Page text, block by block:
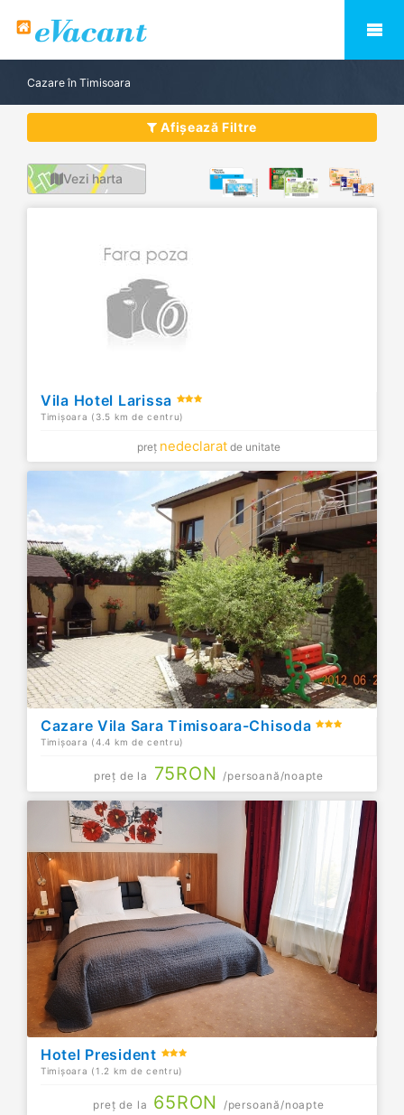
Cazare în Timisoara
Afișează Filtre
Vezi harta
Vila Hotel Larissa
Timișoara (3.5 km de centru)
preț nedeclarat de unitate
Cazare Vila Sara Timisoara-Chisoda
Timișoara (4.4 km de centru)
preț de la 75RON /persoană/noapte
Hotel President
Timișoara (1.2 km de centru)
preț de la 65RON /persoană/noapte